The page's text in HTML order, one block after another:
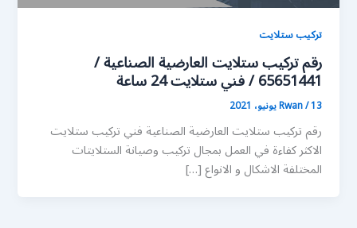
تركيب ستلايت
رقم تركيب ستلايت العارضية الصناعية /
65651441 / فني ستلايت 24 ساعة
Rwan/13 يونيو، 2021
رقم تركيب ستلايت العارضية الصناعية فني تركيب ستلايت
الاكثر كفاءة في العمل بمجال تركيب وصيانة الستلايتات
المختلفة الاشكال و الانواع […]